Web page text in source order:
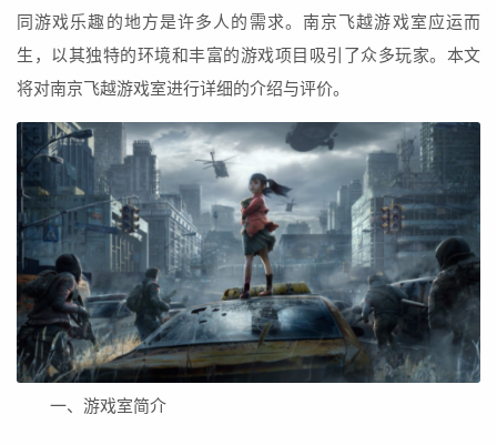
同游戏乐趣的地方是许多人的需求。南京飞越游戏室应运而
生，以其独特的环境和丰富的游戏项目吸引了众多玩家。本文
将对南京飞越游戏室进行详细的介绍与评价。
一、游戏室简介